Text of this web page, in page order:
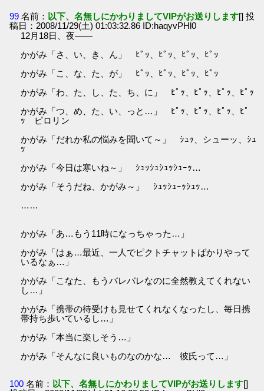
99 名前： 以下、名無しにかわりましてVIPがお送りします[] 投
稿日：2008/11/29(土) 01:03:32.86 ID:haqyvPHl0
12月18日、夜――
かがみ「さ、い、き、ん」 ﾋﾟｯ、ﾋﾟｯ、ﾋﾟｯ、ﾋﾟｯ
かがみ「こ、な、た、が」 ﾋﾟｯ、ﾋﾟｯ、ﾋﾟｯ、ﾋﾟｯ
かがみ「わ、た、し、た、ち、に」 ﾋﾟｯ、ﾋﾟｯ、ﾋﾟｯ、ﾋﾟｯ
かがみ「つ、め、た、い、っと…」 ﾋﾟｯ、ﾋﾟｯ、ﾋﾟｯ、ﾋﾟ
ｯ ピロリン
かがみ「だれか私の悩みを聞いて～」 ｼｭｯ、シューッ、ｼｭ
ｯ
かがみ「今日は寒いね～」 ｼｭｯｼｭｼｭｯｼｭｰｯ…
かがみ「そうだね、かがみ～」 ｼｭｯｼｭｰｯｼｭｯ…
……
かがみ「あ…もう11時になっちゃった…」
かがみ「はぁ…最近、一人でピクトチャットばかりやって
いるなぁ…」
かがみ「こなた、もうバレバレなのに全然教えてくれない
し…」
かがみ「携帯の待受けも見せてくれなくなったし、毎日携
帯持ち歩いているし…」
かがみ「本当に楽しそう…」
かがみ「そんなに良いものなのかな… 彼氏って…」
100 名前： 以下、名無しにかわりましてVIPがお送りします[]